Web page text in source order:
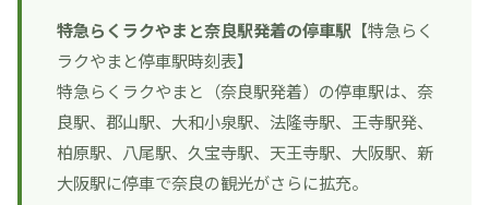
特急らくラクやまと奈良駅発着の停車駅 【特急らく
ラクやまと停車駅時刻表】
特急らくラクやまと（奈良駅発着）の停車駅は、奈
良駅、郡山駅、大和小泉駅、法隆寺駅、王寺駅発、
柏原駅、八尾駅、久宝寺駅、天王寺駅、大阪駅、新
大阪駅に停車で奈良の観光がさらに拡充。